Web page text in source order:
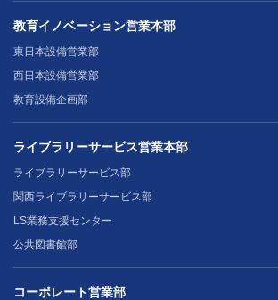
教育イノベーション営業本部
東日本設備営業部
西日本設備営業部
教育設備企画部
ライブラリーサービス営業本部
ライブラリーサービス部
関西ライブラリーサービス部
LS業務支援センター
公共図書館部
コーポレート営業部